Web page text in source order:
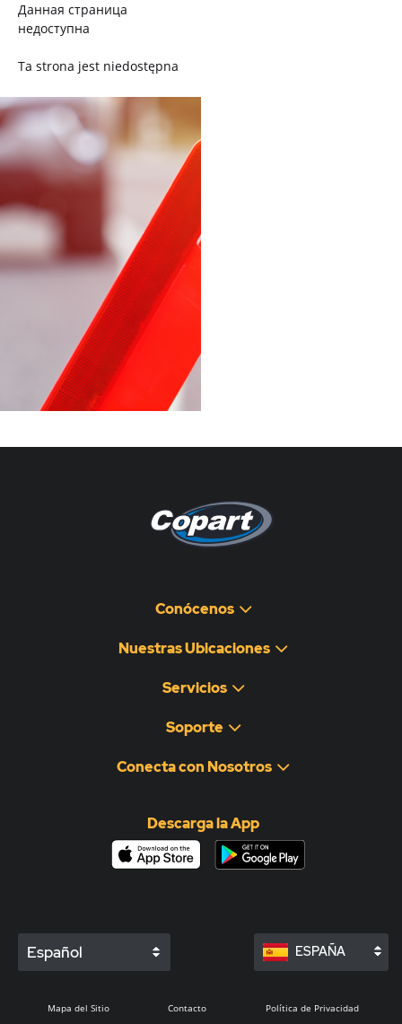
Данная страница
недоступна
Ta strona jest niedostępna
Trang này không có
Esta página não está
disponível
このページは現在利用できま
せん
Pagina non disponibile
هذه الصفحة غير متوفرة
Conócenos
Nuestras Ubicaciones
Servicios
Soporte
Conecta con Nosotros
Descarga la App
Español ESPAÑA
Mapa del Sitio Contacto Política de Privacidad